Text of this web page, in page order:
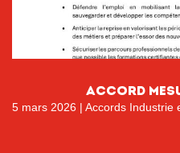
accord
5 mars 2026 | Accords Industrie